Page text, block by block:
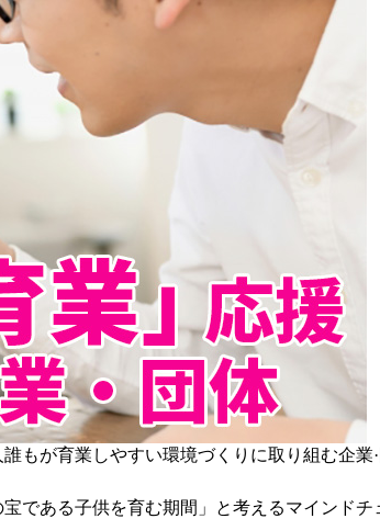
もが育業しやすい環境づくりに取り組む企業·
である子供を育む期間」と考えるマインド